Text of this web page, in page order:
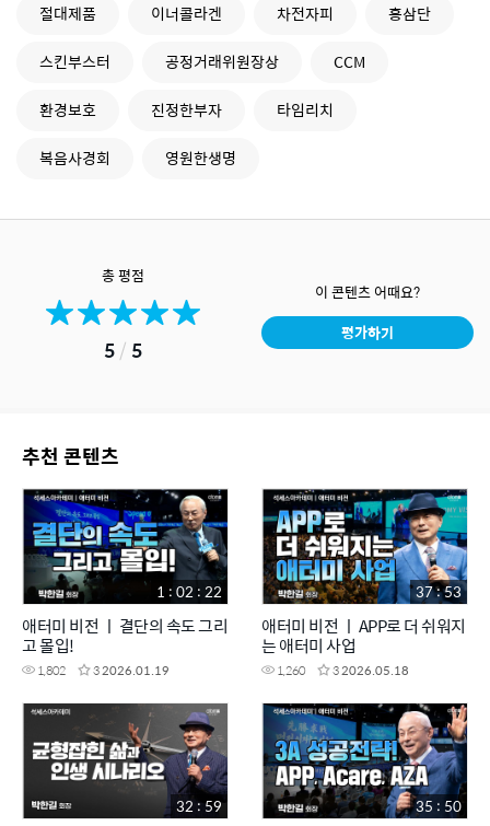
절대제품
이너콜라겐 차전자피
홍삼단
스킨부스터
공정거래위원장상
CCM
환경보호
진정한부자
타임리치
복음사경회
영원한생명
총 평점
5/ 5
이 콘텐츠 어때요?
평가하기
추천 콘텐츠
애터미 비전 ㅣ 결단의 속도 그리
고 몰입!
1,802 32026.01.19
1 : 02 : 22
애터미 비전 ㅣ APP로 더 쉬워지
는 애터미 사업
1,260 32026.05.18
37 : 53
32 : 59 35 : 50